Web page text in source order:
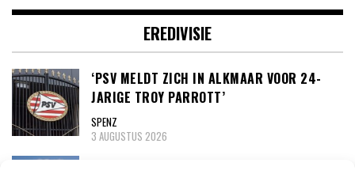
EREDIVISIE
‘PSV MELDT ZICH IN ALKMAAR VOOR 24-
JARIGE TROY PARROTT’
SPENZ
3 AUGUSTUS 2026